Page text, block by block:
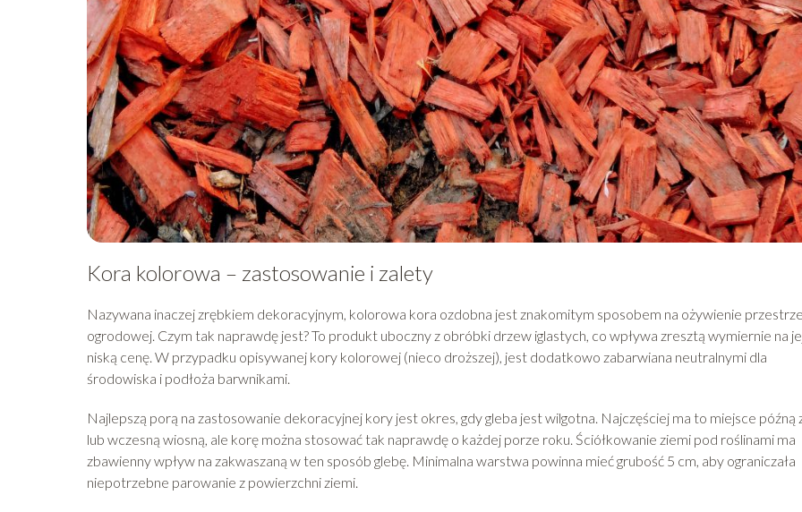
Kora kolorowa – zastosowanie i zalety
Nazywana inaczej zrębkiem dekoracyjnym, kolorowa kora ozdobna jest znakomitym sposobem na ożywienie
ogrodowej. Czym tak naprawdę jest? To produkt uboczny z obróbki drzew iglastych, co wpływa zresztą wymiernie na
niską cenę. W przypadku opisywanej kory kolorowej (nieco droższej), jest dodatkowo zabarwiana neutralnymi dla
środowiska i podłoża barwnikami.
Najlepszą porą na zastosowanie dekoracyjnej kory jest okres, gdy gleba jest wilgotna. Najczęściej ma to miejsce późną
lub wczesną wiosną, ale korę można stosować tak naprawdę o każdej porze roku. Ściółkowanie ziemi pod roślinami ma
zbawienny wpływ na zakwaszaną w ten sposób glebę. Minimalna warstwa powinna mieć grubość 5 cm, aby ograniczała
niepotrzebne parowanie z powierzchni ziemi.